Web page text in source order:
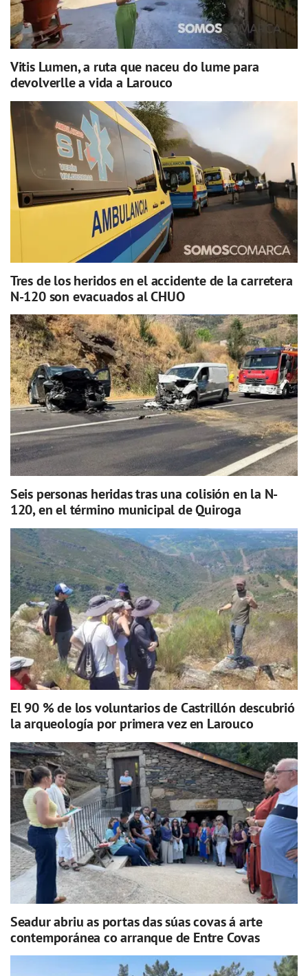
Vitis Lumen, a ruta que naceu do lume para
devolverlle a vida a Larouco
Tres de los heridos en el accidente de la carretera
N-120 son evacuados al CHUO
Seis personas heridas tras una colisión en la N-
120, en el término municipal de Quiroga
El 90 % de los voluntarios de Castrillón descubrió
la arqueología por primera vez en Larouco
Seadur abriu as portas das súas covas á arte
contemporánea co arranque de Entre Covas